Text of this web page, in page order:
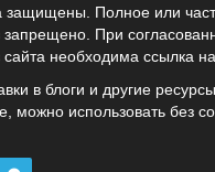
защищены. Полное или
запрещено. При
необходима ссылка на
в блоги и другие
можно использовать без